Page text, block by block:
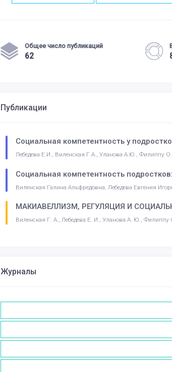
Общее число публикаций
62
Публикации
Социальная компетентность у
Лебедева Е.И., Виленская Г.А., Уланова А.Ю., Филиппу
Социальная компетентность
Виленская Галина Альфредовна, Лебедева Евгения
МАКИАВЕЛЛИЗМ, РЕГУЛЯЦИЯ И
Виленская Г. А., Лебедева Е. И., Уланова А. Ю.,
Журналы